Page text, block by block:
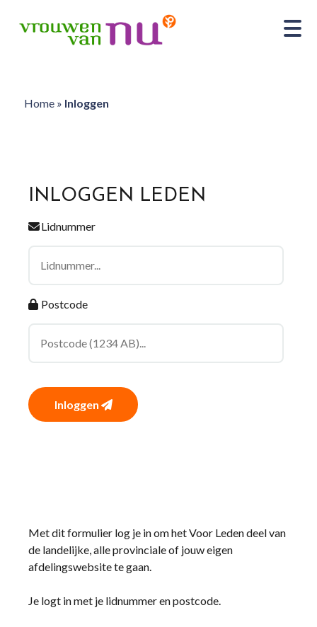
Home» Inloggen
INLOGGEN LEDEN
Lidnummer
Postcode
Inloggen
Met dit formulier log je in om het Voor Leden deel van
de landelijke, alle provinciale of jouw eigen
afdelingswebsite te gaan.
Je logt in met je lidnummer en postcode.